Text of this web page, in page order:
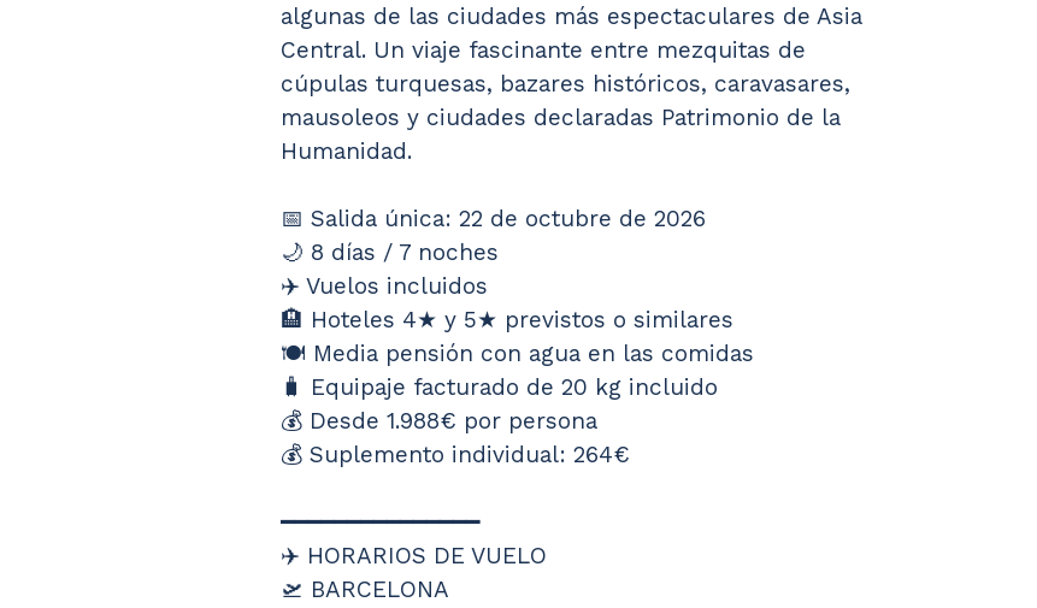
algunas de las ciudades más espectaculares de Asia
Central. Un viaje fascinante entre mezquitas de
cúpulas turquesas, bazares históricos, caravasares,
mausoleos y ciudades declaradas Patrimonio de la
Humanidad.
📅 Salida única: 22 de octubre de 2026
🌙 8 días / 7 noches
✈️ Vuelos incluidos
🏨 Hoteles 4★ y 5★ previstos o similares
🍽️ Media pensión con agua en las comidas
🧳 Equipaje facturado de 20 kg incluido
💰 Desde 1.988€ por persona
💰 Suplemento individual: 264€
━━━━━━━━━━━━━━━
✈️ HORARIOS DE VUELO
🛫 BARCELONA